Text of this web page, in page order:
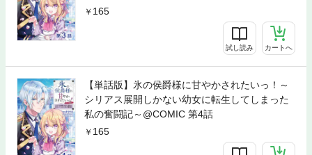
165
試し読み カートへ
【単話版】氷の侯爵様に甘やかされたいっ！～
シリアス展開しかない幼女に転生してしまった
私の奮闘記～@COMIC 第4話
165